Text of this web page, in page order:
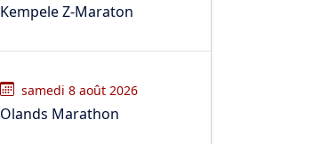
Kempele Z-Maraton
samedi 8 août 2026
Olands Marathon